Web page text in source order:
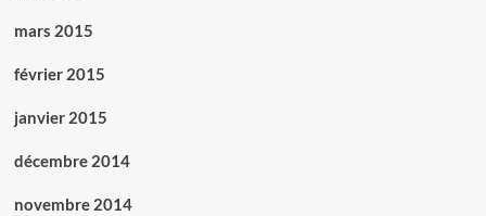
mars 2015
février 2015
janvier 2015
décembre 2014
novembre 2014